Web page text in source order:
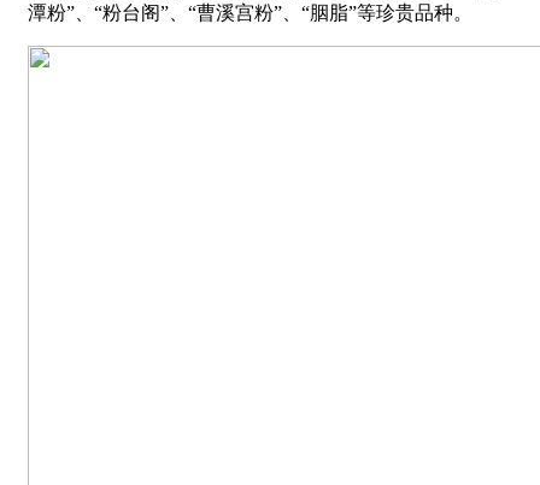
潭粉”、“粉台阁”、“曹溪宫粉”、“胭脂”等珍贵品种。